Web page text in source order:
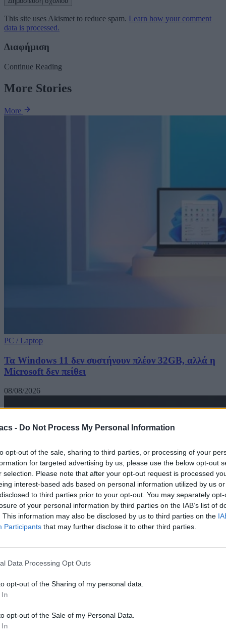
- Do Not Process My Personal Information
opt-out of the sale, sharing to third parties, or processing of your
for targeted advertising by us, please use the below opt-out
selection. Please note that after your opt-out request is processed
interest-based ads based on personal information utilized by us
to third parties prior to your opt-out. You may separately
of your personal information by third parties on the IAB’s list of
This information may also be disclosed by us to third parties on the
Participants that may further disclose it to other third parties.
Data Processing Opt Outs
opt-out of the Sharing of my personal data.
opt-out of the Sale of my Personal Data.
This site uses Akismet to reduce spam. Learn how your comment
data is processed.
Διαφήμιση
Continue Reading
More Stories
More
PC / Laptop
Τα Windows 11 δεν συστήνουν πλέον 32GB, αλλά η
Microsoft δεν πείθει
08/08/2026
Technology